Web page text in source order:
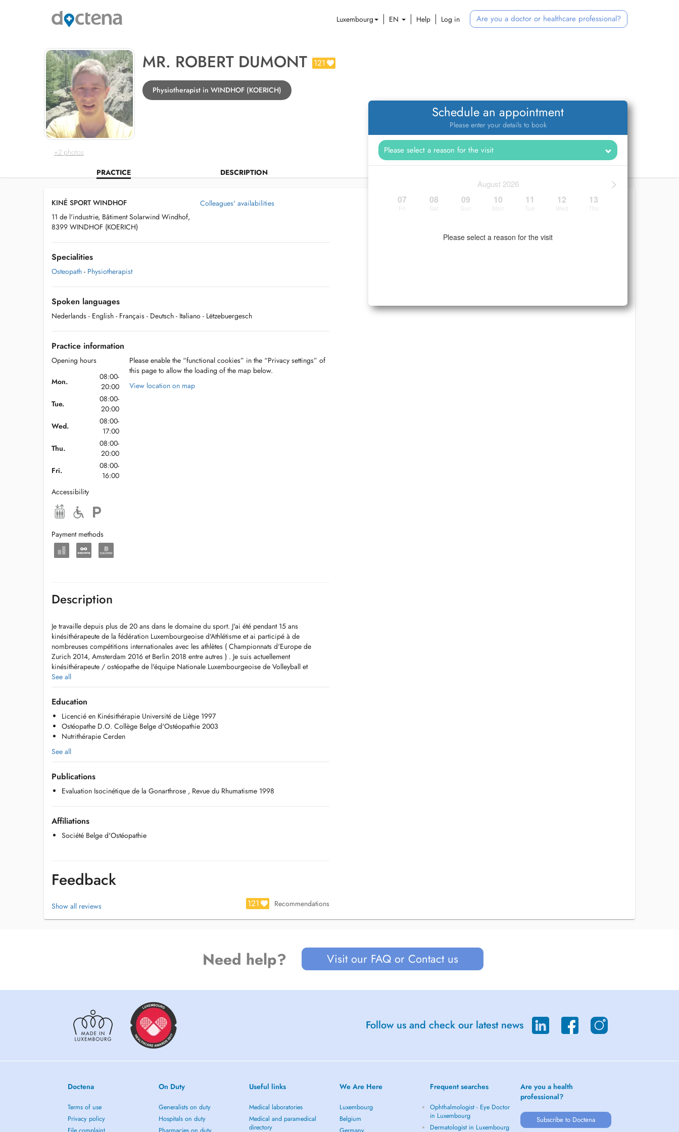
Luxembourg EN Help Log in Are you a doctor or healthcare professional?
+2 photos
MR. ROBERT DUMONT 121
Physiotherapist in WINDHOF (KOERICH)
PRACTICE DESCRIPTION
Schedule an appointment
Please enter your details to book
>
August 2026
07 08 09 10 11 12 13
Please select a reason for the visit
KINÉ SPORT WINDHOF
11 de l'industrie, Bâtiment Solarwind Windhof,
8399 WINDHOF (KOERICH)
Colleagues' availabilities
Specialities
Osteopath - Physiotherapist
Spoken languages
Nederlands - English - Français - Deutsch - Italiano - Lëtzebuergesch
Practice information
Opening hours
Mon.
08:00-
20:00
Tue.
08:00-
20:00
Wed.
08:00-
17:00
Thu.
08:00-
20:00
Fri.
08:00-
16:00
Accessibility
Payment methods
Please enable the “functional cookies” in the “Privacy settings” of
this page to allow the loading of the map below.
View location on map
Description
Je travaille depuis plus de 20 ans dans le domaine du sport. J'ai été pendant 15 ans
kinésithérapeute de la fédération Luxembourgeoise d'Athlétisme et ai participé à de
nombreuses compétitions internationales avec les athlètes ( Championnats d'Europe de
Zurich 2014, Amsterdam 2016 et Berlin 2018 entre autres ) . Je suis actuellement
kinésithérapeute / ostéopathe de l'équipe Nationale Luxembourgeoise de Volleyball et
m'occupe également de nombreux sportifs amateurs. Tout cela en plus de mes compétences
universitaires dans tous les domaines de la kinésithérapie.
Le cabinet se situe au Windhof, près des grands axes de circulation, ainsi que des lignes de
bus 801,802,811,812,822 et 904.
Vous trouverez 4 places de parking sur le côté du bâtiment réservées aux patients du cabinet.
Dans le bâtiment, le cabinet se situe au niveau -1 ( Rez de jardin ) . Une salle d'attente vous
est réservée à la sortie de l'ascenseur.
See all
Education
Licencié en Kinésithérapie Université de Liège 1997
Ostéopathe D.O. Collège Belge d'Ostéopathie 2003
Nutrithérapie Cerden
See all
Publications
Evaluation Isocinétique de la Gonarthrose , Revue du Rhumatisme 1998
Affiliations
Société Belge d'Ostéopathie
Feedback
Show all reviews 121 Recommendations
Need help? Visit our FAQ or Contact us
Follow us and check our latest news
Doctena
Terms of use
Privacy policy
On Duty
Generalists on duty
Hospitals on duty
Useful links
Medical laboratories
Medical and paramedical
directory
We Are Here
Luxembourg
Belgium
Frequent searches
Ophthalmologist - Eye Doctor
in Luxembourg
Dermatologist in Luxembourg
Are you a health
professional?
Subscribe to Doctena